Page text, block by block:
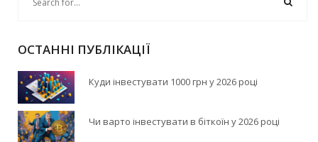
ОСТАННІ ПУБЛІКАЦІЇ
Куди інвестувати 1000 грн у 2026 році
Чи варто інвестувати в біткоїн у 2026 році